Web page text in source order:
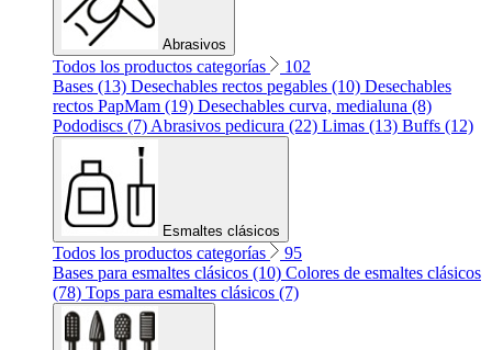
Abrasivos
Todos los productos categorías
102
Bases (13) Desechables rectos pegables (10) Desechables
rectos PapMam (19) Desechables curva, medialuna (8)
Pododiscs (7) Abrasivos pedicura (22) Limas (13) Buffs (12)
Esmaltes clásicos
Todos los productos categorías
95
Bases para esmaltes clásicos (10) Colores de esmaltes clásicos
(78) Tops para esmaltes clásicos (7)